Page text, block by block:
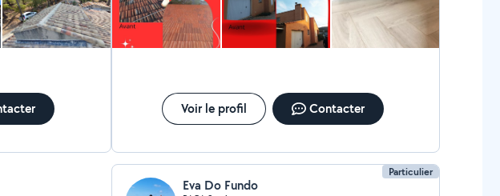
Voir le profil Contacter
Particulier
Eva Do Fundo